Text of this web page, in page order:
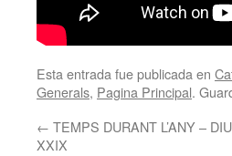
Esta entrada fue publicada en
Generals, Pagina Principal.
← TEMPS DURANT L’ANY –
XXIX